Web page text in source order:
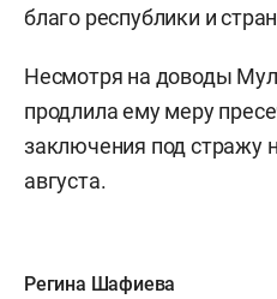
благо республики и
Несмотря на доводы
продлила ему меру
заключения под стражу
августа.
Регина Шафиева